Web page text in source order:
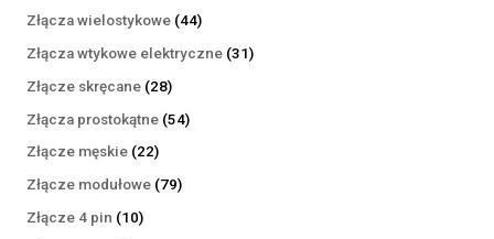
Złącza wielostykowe 4444
produkty
Złącza wtykowe elektryczne 3131
Złącze skręcane 2828
produktów
Złącza prostokątne 5454
Złącze męskie 2222
produkty
Złącze modułowe 7979
Złącze 4 pin 1010